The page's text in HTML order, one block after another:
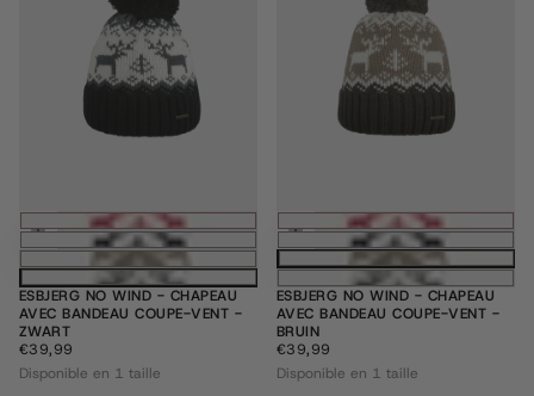
Ajouter au panier
ESBJERG NO WIND - CHAPEAU
AVEC BANDEAU COUPE-VENT -
ZWART
€39,99
PRIX
RÉGULIER
€39,99
Disponible en 1 taille
Ajouter au
ESBJERG NO WIND - CHAPEAU
AVEC BANDEAU COUPE-VENT -
BRUIN
€39,99
PRIX
RÉGULIER
€39,99
Disponible en 1 taille